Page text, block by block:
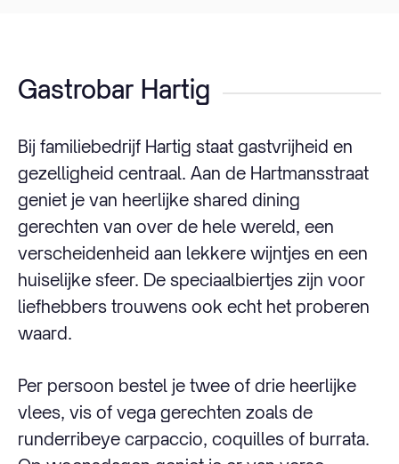
Gastrobar Hartig
Bij familiebedrijf Hartig staat gastvrijheid en
gezelligheid centraal. Aan de Hartmansstraat
geniet je van heerlijke shared dining
gerechten van over de hele wereld, een
verscheidenheid aan lekkere wijntjes en een
huiselijke sfeer. De speciaalbiertjes zijn voor
liefhebbers trouwens ook echt het proberen
waard.
Per persoon bestel je twee of drie heerlijke
vlees, vis of vega gerechten zoals de
runderribeye carpaccio, coquilles of burrata.